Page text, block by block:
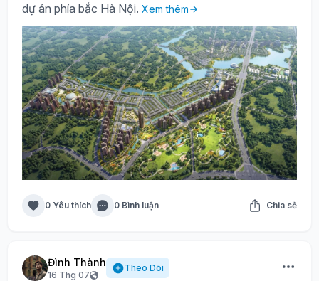
dự án phía bắc Hà Nội. Xem thêm
0 Yêu thích 0 Bình luận Chia sẻ
Đình Thành
16 Thg 07
Theo Dõi